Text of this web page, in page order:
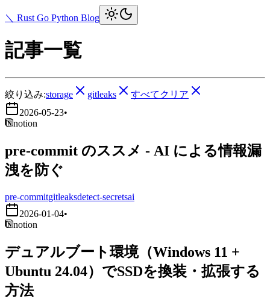
＼ Rust Go Python Blog
記事一覧
絞り込み:storage gitleaks
すべてクリア
2026-05-23•
notion
pre-commit のススメ - AI による情報漏
洩を防ぐ
pre-commitgitleaksdetect-secretsai
2026-01-04•
notion
デュアルブート環境（Windows 11 +
Ubuntu 24.04）でSSDを換装・拡張する
方法